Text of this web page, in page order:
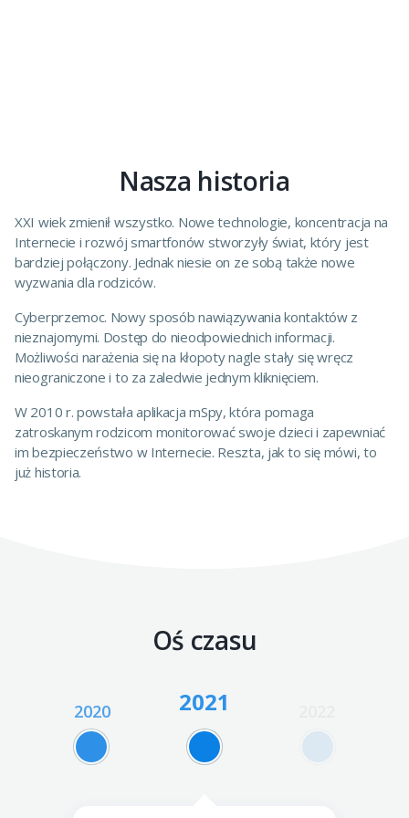
Nasza historia
XXI wiek zmienił wszystko. Nowe technologie, koncentracja na
Internecie i rozwój smartfonów stworzyły świat, który jest
bardziej połączony. Jednak niesie on ze sobą także nowe
wyzwania dla rodziców.
Cyberprzemoc. Nowy sposób nawiązywania kontaktów z
nieznajomymi. Dostęp do nieodpowiednich informacji.
Możliwości narażenia się na kłopoty nagle stały się wręcz
nieograniczone i to za zaledwie jednym kliknięciem.
W 2010 r. powstała aplikacja mSpy, która pomaga
zatroskanym rodzicom monitorować swoje dzieci i zapewniać
im bezpieczeństwo w Internecie. Reszta, jak to się mówi, to
już historia.
Oś czasu
2020 2021